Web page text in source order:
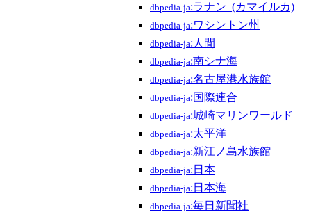
dbpedia-ja:ラナン_(カマイルカ)
dbpedia-ja:ワシントン州
dbpedia-ja:人間
dbpedia-ja:南シナ海
dbpedia-ja:名古屋港水族館
dbpedia-ja:国際連合
dbpedia-ja:城崎マリンワールド
dbpedia-ja:太平洋
dbpedia-ja:新江ノ島水族館
dbpedia-ja:日本
dbpedia-ja:日本海
dbpedia-ja:毎日新聞社